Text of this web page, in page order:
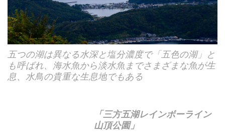
五つの湖は異なる水深と塩分濃度で「五色の湖」と
も呼ばれ、海水魚から淡水魚までさまざまな魚が生
息、水鳥の貴重な生息地でもある
「三方五湖レインボーライン
山頂公園」